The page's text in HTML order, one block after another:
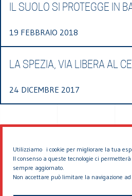
Utilizziamo i cookie per migliorare la tua
Il consenso a queste tecnologie ci
sempre aggiornato.
Non accettare può limitare la navigazione
IL SUOLO SI PROTEGGE IN
19 FEBBRAIO 2018
LA SPEZIA, VIA LIBERA AL
24 DICEMBRE 2017